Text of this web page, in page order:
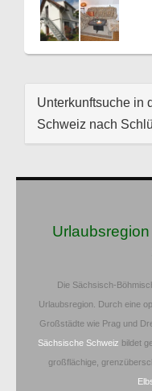
Unterkunftsuche in
Schweiz nach
Die Sächsisch-
Urlaubsregion. Durch eine
Großstädte wie Prag und
Sächsische Schweiz bildet
großflächige,